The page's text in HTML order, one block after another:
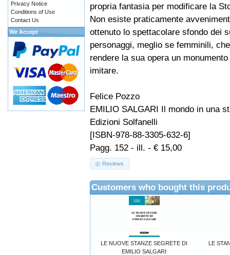
propria fantasia per modificare la
Non esiste praticamente
ottenuto lo spettacolare sfondo dei
personaggi, meglio se femminili,
rendere la sua opera un
imitare.
Felice Pozzo
EMILIO SALGARI Il mondo in una
Edizioni Solfanelli
[ISBN-978-88-3305-632-6]
Pagg. 152 - ill. - € 15,00
Reviews
Customers who bought this
LE NUOVE STANZE SEGRETE DI
EMILIO SALGARI
LE
Privacy Notice
Conditions of Use
Contact Us
We Accept